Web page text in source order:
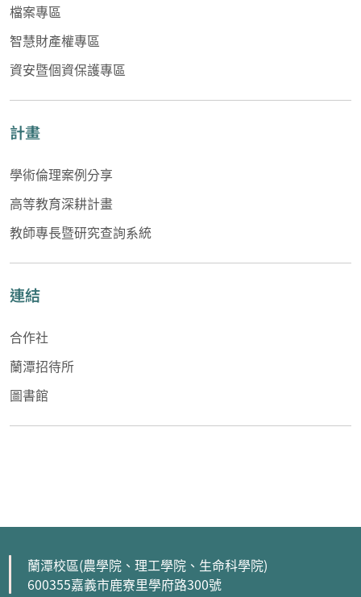
檔案專區
智慧財產權專區
資安暨個資保護專區
計畫
學術倫理案例分享
高等教育深耕計畫
教師專長暨研究查詢系統
連結
合作社
蘭潭招待所
圖書館
蘭潭校區(農學院、理工學院、生命科學院)
600355嘉義市鹿寮里學府路300號